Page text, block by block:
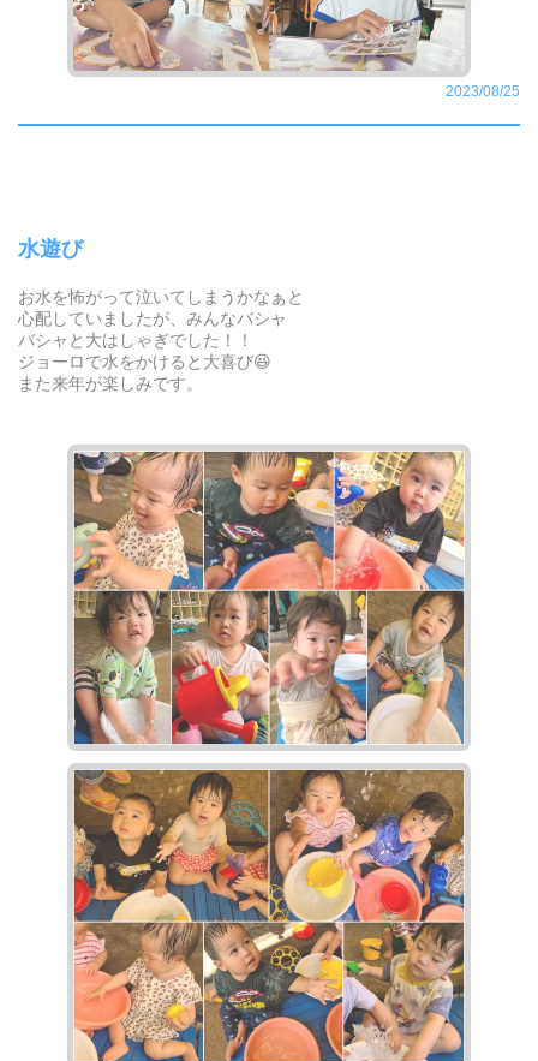
2023/08/25
水遊び
お水を怖がって泣いてしまうかなぁと
心配していましたが、みんなバシャ
バシャと大はしゃぎでした！！
ジョーロで水をかけると大喜び😆
また来年が楽しみです。